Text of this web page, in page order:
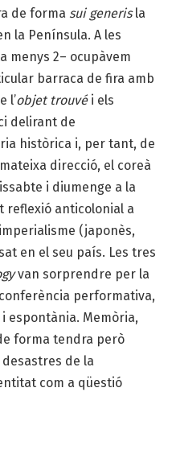
de forma sui generisla
la Península. A les
menys 2– ocupàvem
barraca de fira amb
l’objet trouvéi els
delirant de
històrica i, per tant, de
direcció, el coreà
i diumenge a la
reflexió anticolonial a
(japonès,
en el seu país. Les tres
van sorprendre per la
performativa,
espontània. Memòria,
forma tendra però
de la
com a qüestió